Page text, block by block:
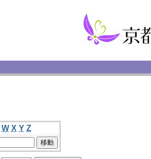
W X Y Z